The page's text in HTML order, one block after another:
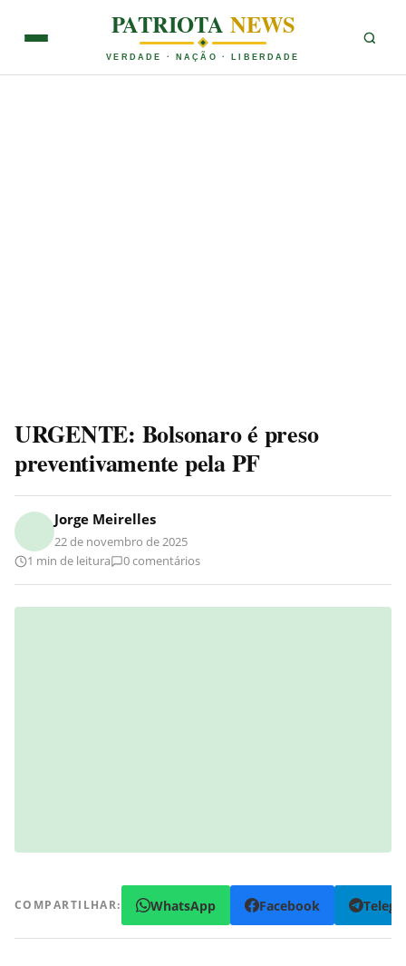
PATRIOTANEWS
VERDADE · NAÇÃO · LIBERDADE
URGENTE: Bolsonaro é preso
preventivamente pela PF
Jorge Meirelles
22 de novembro de 2025
1 min de leitura
0 comentários
COMPARTILHAR: WhatsApp Facebook